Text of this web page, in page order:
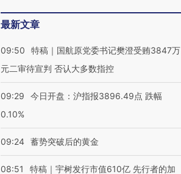
最新文章
09:50
特稿｜国航原党委书记樊澄受贿3847万
元二审待宣判 否认大多数指控
09:29
今日开盘：沪指报3896.49点 跌幅
0.10%
09:24 蓄势突破后的黄金
08:51
特稿｜宇树发行市值610亿 先行者的加